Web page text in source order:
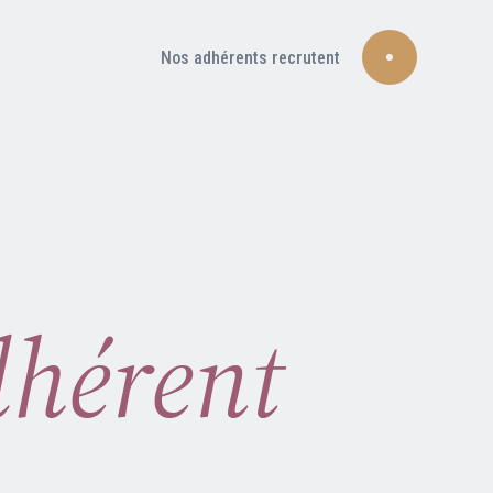
Nos adhérents recrutent